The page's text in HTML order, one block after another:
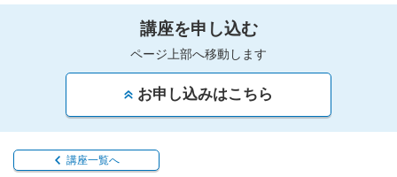
講座を申し込む
ページ上部へ移動します
お申し込みはこちら
講座一覧へ